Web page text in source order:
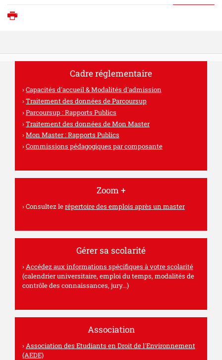
Cadre réglementaire
Capacités d'accueil & Modalités d'admission
Traitement des données de Parcoursup
Parcoursup : Rapports Publics
Traitement des données de Mon Master
Mon Master : Rapports Publics
Commissions pédagogiques par composante
Zoom +
Consultez lerépertoire des emplois après un master
Gérer sa scolarité
Accédez aux informations spécifiques à votre scolarité
(calendrier universitaire, emploi du temps, modalités de
contrôle des connaissances, jury...)
Association
Association des Etudiants en Droit de l'Environnement
(AEDE)